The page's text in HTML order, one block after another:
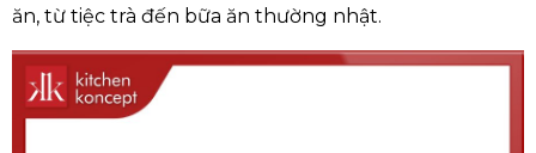
ăn, từ tiệc trà đến bữa ăn thường nhật.